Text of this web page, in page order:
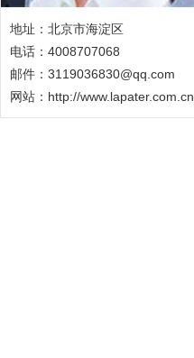
地址：北京市海淀区
电话：4008707068
邮件：3119036830@qq.com
网站： http://www.lapater.com.cn